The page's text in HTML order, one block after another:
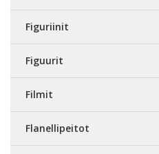
Figuriinit
Figuurit
Filmit
Flanellipeitot